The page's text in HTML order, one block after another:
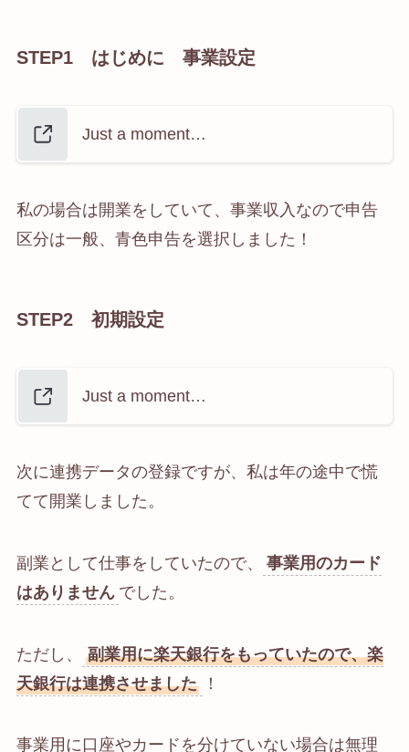
STEP1 はじめに 事業設定
Just a moment…
私の場合は開業をしていて、事業収入なので申告
区分は一般、青色申告を選択しました！
STEP2 初期設定
Just a moment…
次に連携データの登録ですが、私は年の途中で慌
てて開業しました。
副業として仕事をしていたので、
事業用のカード
はありません でした。
ただし、
副業用に楽天銀行をもっていたので、楽
天銀行は連携させました
！
事業用に口座やカードを分けていない場合は無理